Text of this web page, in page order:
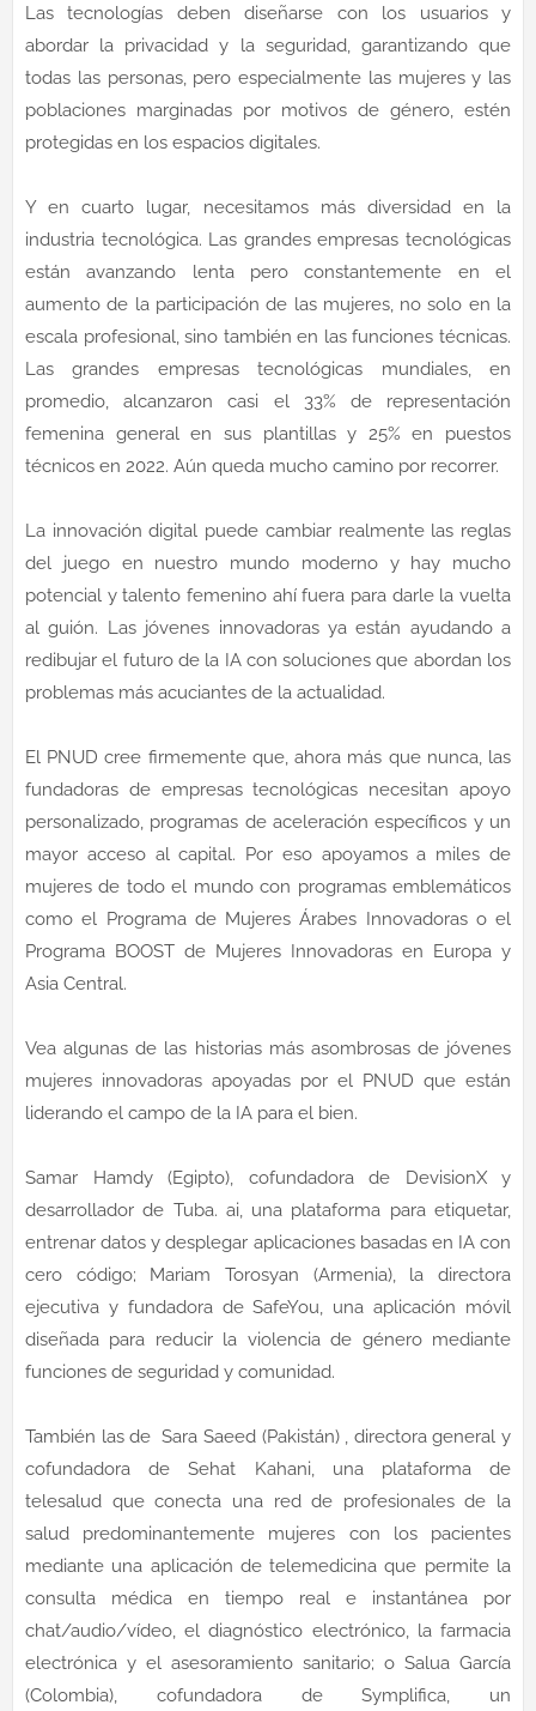
Las tecnologías deben diseñarse con los usuarios y
abordar la privacidad y la seguridad, garantizando que
todas las personas, pero especialmente las mujeres y las
poblaciones marginadas por motivos de género, estén
protegidas en los espacios digitales.
Y en cuarto lugar, necesitamos más diversidad en la
industria tecnológica. Las grandes empresas tecnológicas
están avanzando lenta pero constantemente en el
aumento de la participación de las mujeres, no solo en la
escala profesional, sino también en las funciones técnicas.
Las grandes empresas tecnológicas mundiales, en
promedio, alcanzaron casi el 33% de representación
femenina general en sus plantillas y 25% en puestos
técnicos en 2022. Aún queda mucho camino por recorrer.
La innovación digital puede cambiar realmente las reglas
del juego en nuestro mundo moderno y hay mucho
potencial y talento femenino ahí fuera para darle la vuelta
al guión. Las jóvenes innovadoras ya están ayudando a
redibujar el futuro de la IA con soluciones que abordan los
problemas más acuciantes de la actualidad.
El PNUD cree firmemente que, ahora más que nunca, las
fundadoras de empresas tecnológicas necesitan apoyo
personalizado, programas de aceleración específicos y un
mayor acceso al capital. Por eso apoyamos a miles de
mujeres de todo el mundo con programas emblemáticos
como el Programa de Mujeres Árabes Innovadoras o el
Programa BOOST de Mujeres Innovadoras en Europa y
Asia Central.
Vea algunas de las historias más asombrosas de jóvenes
mujeres innovadoras apoyadas por el PNUD que están
liderando el campo de la IA para el bien.
Samar Hamdy (Egipto), cofundadora de DevisionX y
desarrollador de Tuba. ai, una plataforma para etiquetar,
entrenar datos y desplegar aplicaciones basadas en IA con
cero código; Mariam Torosyan (Armenia), la directora
ejecutiva y fundadora de SafeYou, una aplicación móvil
diseñada para reducir la violencia de género mediante
funciones de seguridad y comunidad.
También las de Sara Saeed (Pakistán) , directora general y
cofundadora de Sehat Kahani, una plataforma de
telesalud que conecta una red de profesionales de la
salud predominantemente mujeres con los pacientes
mediante una aplicación de telemedicina que permite la
consulta médica en tiempo real e instantánea por
chat/audio/vídeo, el diagnóstico electrónico, la farmacia
electrónica y el asesoramiento sanitario; o Salua García
(Colombia), cofundadora de Symplifica, un